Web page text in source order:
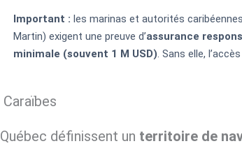
Important : les marinas et autorités
Martin) exigent une preuve d’assurance
minimale (souvent 1 M USD). Sans elle,
définissent un territoire de